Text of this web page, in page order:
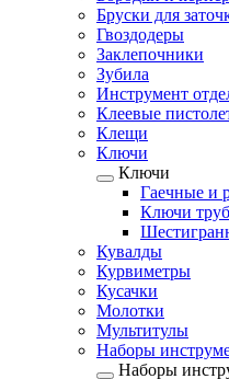
Бруски для
Гвоздодеры
Заклепочники
Зубила
Инструмент
Клеевые
Клещи
Ключи
Ключи
Гаечные и
Ключи
Кувалды
Курвиметры
Кусачки
Молотки
Мультитулы
Наборы
Наборы